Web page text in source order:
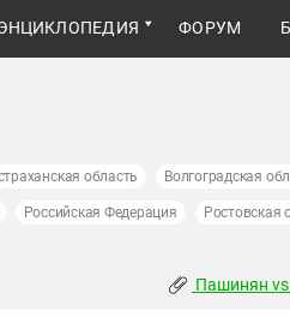
ФОРУМ
область Волгоградская
Российская Федерация Ростовская
Пашинян vs